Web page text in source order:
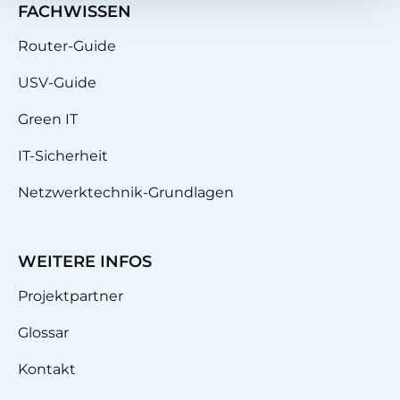
FACHWISSEN
Router-Guide
USV-Guide
Green IT
IT-Sicherheit
Netzwerktechnik-Grundlagen
WEITERE INFOS
Projektpartner
Glossar
Kontakt